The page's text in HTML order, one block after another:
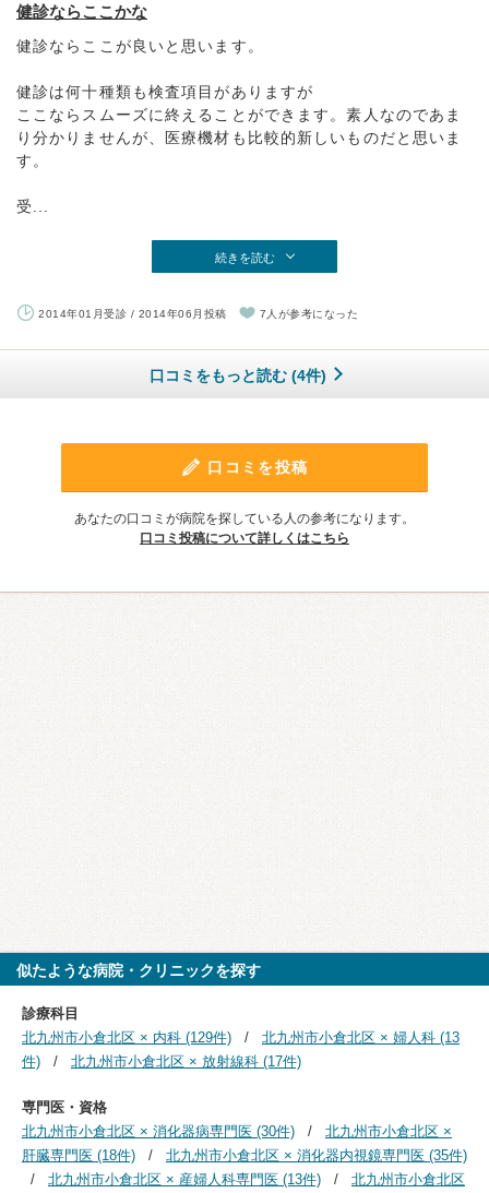
健診ならここかな
健診ならここが良いと思います。
健診は何十種類も検査項目がありますが
ここならスムーズに終えることができます。素人なのであま
り分かりませんが、医療機材も比較的新しいものだと思いま
す。
受...
続きを読む
2014年01月受診 / 2014年06月投稿 7人が参考になった
口コミをもっと読む (4件)
口コミを投稿
あなたの口コミが病院を探している人の参考になります。
口コミ投稿について詳しくはこちら
似たような病院・クリニックを探す
診療科目
北九州市小倉北区 × 内科 (129件)
北九州市小倉北区 × 婦人科 (13
件)
北九州市小倉北区 × 放射線科 (17件)
専門医・資格
北九州市小倉北区 × 消化器病専門医 (30件)
北九州市小倉北区 ×
肝臓専門医 (18件)
北九州市小倉北区 × 消化器内視鏡専門医 (35件)
北九州市小倉北区 × 産婦人科専門医 (13件)
北九州市小倉北区